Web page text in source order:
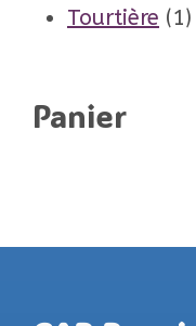
Tourtière 11
Panier